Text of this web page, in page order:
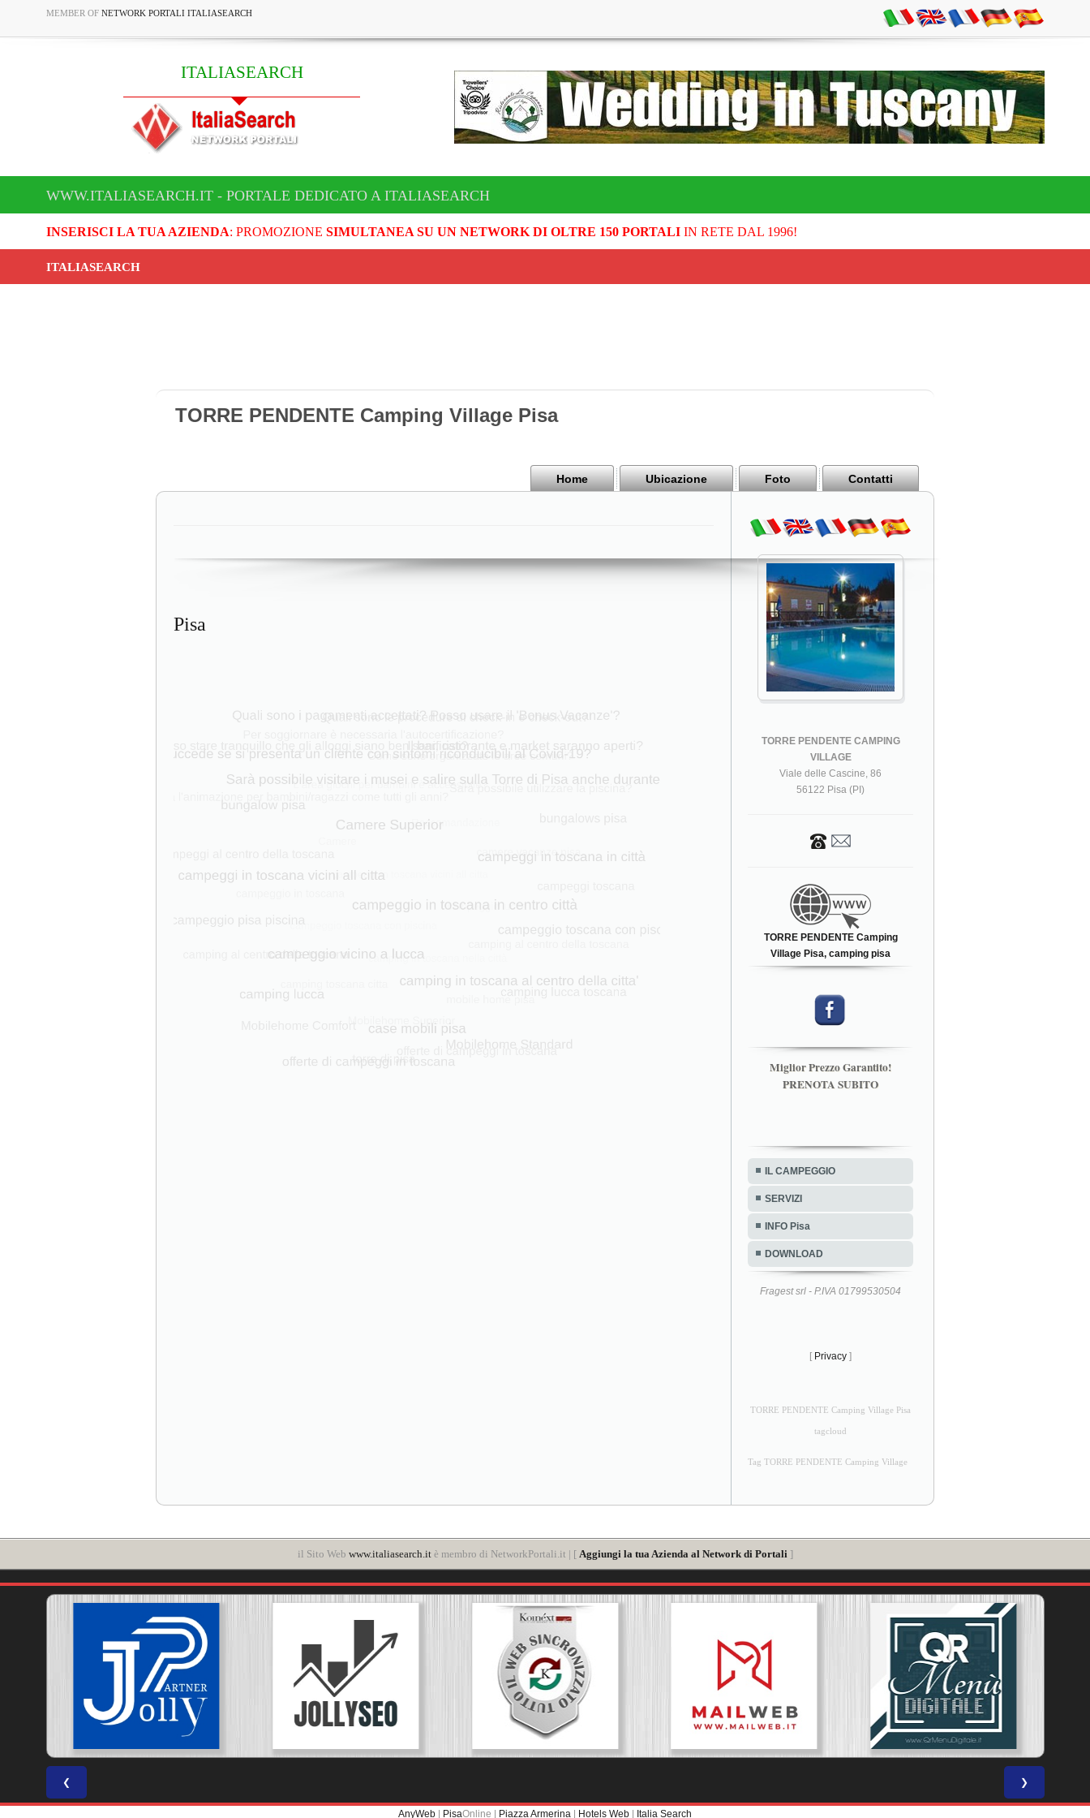
MEMBER OF NETWORK PORTALI ITALIASEARCH
ITALIASEARCH
WWW.ITALIASEARCH.IT - PORTALE DEDICATO A ITALIASEARCH
INSERISCI LA TUA AZIENDA: PROMOZIONE SIMULTANEA SU UN NETWORK DI OLTRE 150 PORTALIIN RETE DAL 1996!
ITALIASEARCH
TORRE PENDENTE Camping Village Pisa
Home Ubicazione Foto Contatti
Pisa
TORRE PENDENTE CAMPING
VILLAGE
Viale delle Cascine, 86
56122 Pisa (PI)
TORRE PENDENTE Camping
Village Pisa, camping pisa
Miglior Prezzo Garantito!
PRENOTA SUBITO
IL CAMPEGGIO
SERVIZI
INFO Pisa
DOWNLOAD
Fragest srl - P.IVA 01799530504
[ Privacy ]
TORRE PENDENTE Camping Village Pisa
tagcloud
Tag TORRE PENDENTE Camping Village
il Sito Web www.italiasearch.itè membro di NetworkPortali.it | [ Aggiungi la tua Azienda al Network di Portali ]
❮ ❯
AnyWeb | PisaOnline | Piazza Armerina | Hotels Web | Italia Search